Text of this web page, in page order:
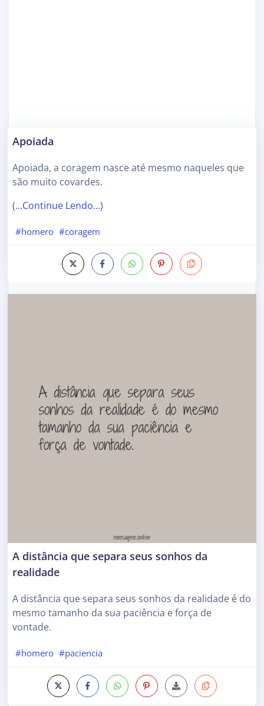
Apoiada
Apoiada, a coragem nasce até mesmo naqueles que
são muito covardes.
(…Continue Lendo…)
#homero #coragem
A distância que separa seus sonhos da
realidade
A distância que separa seus sonhos da realidade é do
mesmo tamanho da sua paciência e força de
vontade.
#homero #paciencia